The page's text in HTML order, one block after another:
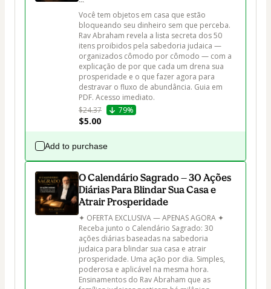
```
Você tem objetos em casa que estão
bloqueando seu dinheiro sem que perceba.
Rav Abraham revela a lista secreta dos 50
itens proibidos pela sabedoria judaica —
organizados cômodo por cômodo — com a
explicação de por que cada um drena sua
prosperidade e o que fazer agora para
destravar o fluxo de abundância. Guia em
PDF. Acesso imediato.
$24.37
79%
$5.00
Add to purchase
O Calendário Sagrado — 30 Ações
Diárias Para Blindar Sua Casa e
Atrair Prosperidade
✦ OFERTA EXCLUSIVA — APENAS AGORA ✦
Receba junto o Calendário Sagrado: 30
ações diárias baseadas na sabedoria
judaica para blindar sua casa e atrair
prosperidade. Uma ação por dia. Simples,
poderosa e aplicável na mesma hora.
Ensinamentos do Rav Abraham que as